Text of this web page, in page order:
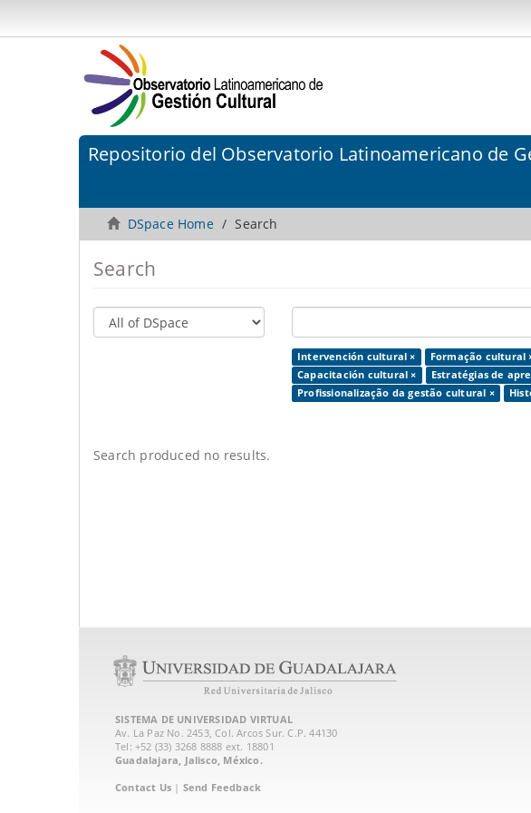
Repositorio del Observatorio Latinoamericano de
DSpace Home Search
Search
Intervención cultural × Formação cultural
Capacitación cultural ×
Estratégias de
Profissionalização da gestão cultural ×
Search produced no results.
SISTEMA DE UNIVERSIDAD VIRTUAL
Av. La Paz No. 2453, Col. Arcos Sur. C.P. 44130
Tel: +52 (33) 3268 8888‏ ext. 18801
Guadalajara, Jalisco, México.
Contact Us | Send Feedback